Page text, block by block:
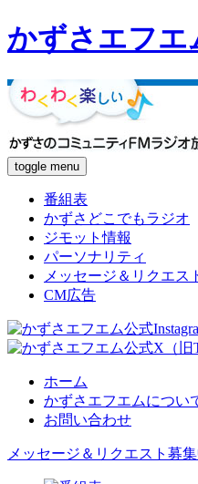
かずさエフエ
toggle menu
番組表
かずさどこでもラジオ
ジモット情報
パーソナリティ
メッセージ＆リクエス
CM広告
ホーム
かずさエフエムについ
お問い合わせ
メッセージ＆リクエスト募集